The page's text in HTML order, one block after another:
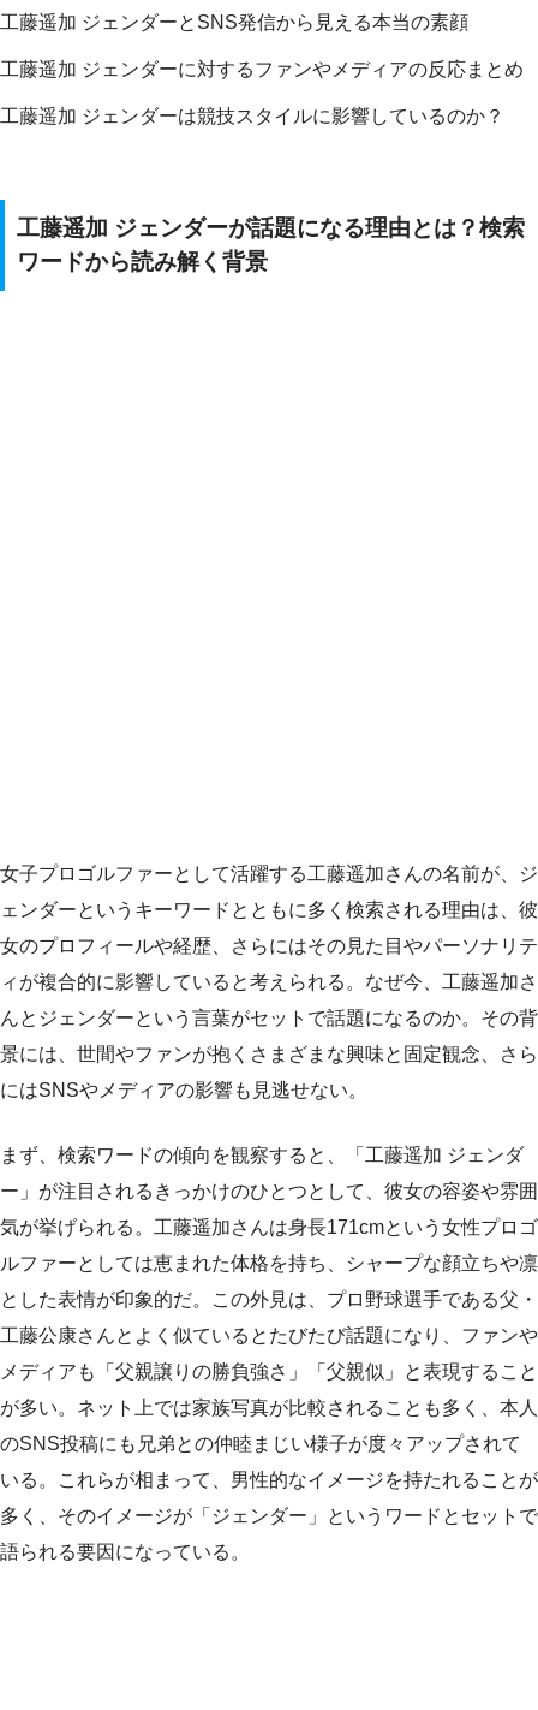
工藤遥加 ジェンダーとSNS発信から見える本当の素顔
工藤遥加 ジェンダーに対するファンやメディアの反応まとめ
工藤遥加 ジェンダーは競技スタイルに影響しているのか？
工藤遥加 ジェンダーが話題になる理由とは？検索
ワードから読み解く背景
女子プロゴルファーとして活躍する工藤遥加さんの名前が、ジ
ェンダーというキーワードとともに多く検索される理由は、彼
女のプロフィールや経歴、さらにはその見た目やパーソナリテ
ィが複合的に影響していると考えられる。なぜ今、工藤遥加さ
んとジェンダーという言葉がセットで話題になるのか。その背
景には、世間やファンが抱くさまざまな興味と固定観念、さら
にはSNSやメディアの影響も見逃せない。
まず、検索ワードの傾向を観察すると、「工藤遥加 ジェンダ
ー」が注目されるきっかけのひとつとして、彼女の容姿や雰囲
気が挙げられる。工藤遥加さんは身長171cmという女性プロゴ
ルファーとしては恵まれた体格を持ち、シャープな顔立ちや凛
とした表情が印象的だ。この外見は、プロ野球選手である父・
工藤公康さんとよく似ているとたびたび話題になり、ファンや
メディアも「父親譲りの勝負強さ」「父親似」と表現すること
が多い。ネット上では家族写真が比較されることも多く、本人
のSNS投稿にも兄弟との仲睦まじい様子が度々アップされて
いる。これらが相まって、男性的なイメージを持たれることが
多く、そのイメージが「ジェンダー」というワードとセットで
語られる要因になっている。